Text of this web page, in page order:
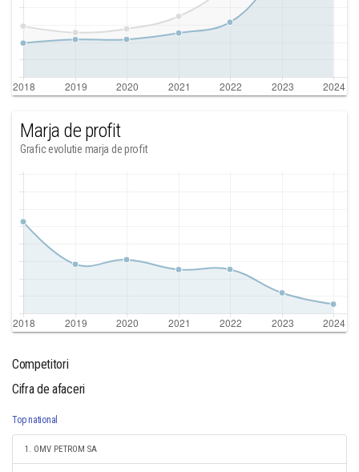
Marja de profit
Grafic evolutie marja de profit
Competitori
Cifra de afaceri
Top national
1. OMV PETROM SA